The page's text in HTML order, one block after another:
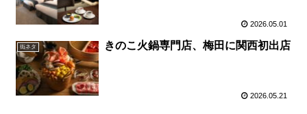
2026.05.01
街ネタ きのこ火鍋専門店、梅田に関西初出店
2026.05.21